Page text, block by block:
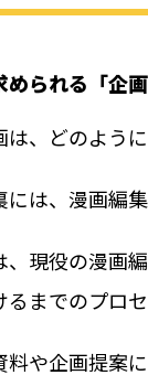
められる「企
は、どのよう
には、漫画編
、現役の漫画
までのプロ
料や企画提案